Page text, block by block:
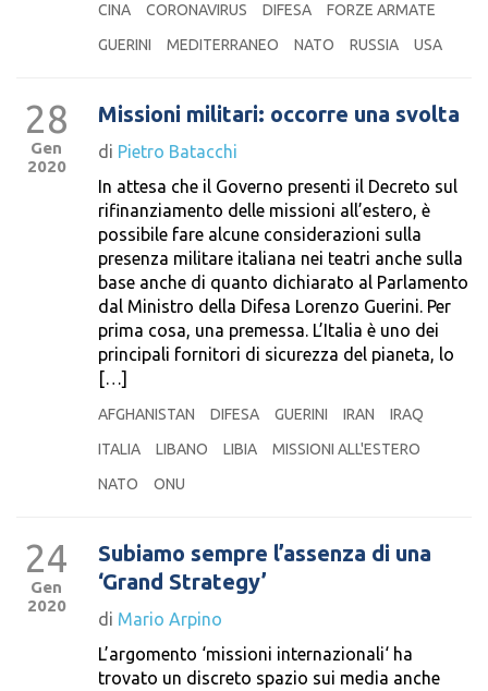
CINA CORONAVIRUS DIFESA
FORZE ARMATE
GUERINI
MEDITERRANEO NATO RUSSIA USA
28
Gen
2020
Missioni militari: occorre una svolta
di Pietro Batacchi
In attesa che il Governo presenti il Decreto sul
rifinanziamento delle missioni all’estero, è
possibile fare alcune considerazioni sulla
presenza militare italiana nei teatri anche sulla
base anche di quanto dichiarato al Parlamento
dal Ministro della Difesa Lorenzo Guerini. Per
prima cosa, una premessa. L’Italia è uno dei
principali fornitori di sicurezza del pianeta, lo
[…]
AFGHANISTAN DIFESA GUERINI IRAN
IRAQ
ITALIA
LIBANO LIBIA
MISSIONI ALL'ESTERO
NATO
ONU
24
Gen
2020
Subiamo sempre l’assenza di una
‘Grand Strategy’
di Mario Arpino
L’argomento ‘missioni internazionali‘ ha
trovato un discreto spazio sui media anche